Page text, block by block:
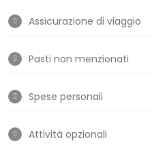
Assicurazione di viaggio
Pasti non menzionati
Spese personali
Attività opzionali